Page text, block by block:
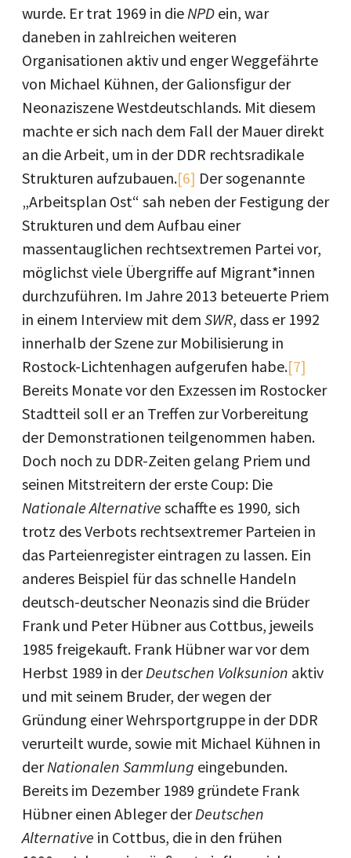
wurde. Er trat 1969 in dieNPD ein, war
daneben in zahlreichen weiteren
Organisationen aktiv und enger Weggefährte
von Michael Kühnen, der Galionsfigur der
Neonaziszene Westdeutschlands. Mit diesem
machte er sich nach dem Fall der Mauer direkt
an die Arbeit, um in der DDR rechtsradikale
Strukturen aufzubauen.[6] Der sogenannte
„Arbeitsplan Ost“ sah neben der Festigung der
Strukturen und dem Aufbau einer
massentauglichen rechtsextremen Partei vor,
möglichst viele Übergriffe auf Migrant*innen
durchzuführen. Im Jahre 2013 beteuerte Priem
in einem Interview mit dem SWR, dass er 1992
innerhalb der Szene zur Mobilisierung in
Rostock-Lichtenhagen aufgerufen habe.[7]
Bereits Monate vor den Exzessen im Rostocker
Stadtteil soll er an Treffen zur Vorbereitung
der Demonstrationen teilgenommen haben.
Doch noch zu DDR-Zeiten gelang Priem und
seinen Mitstreitern der erste Coup: Die
Nationale Alternative schaffte es 1990, sich
trotz des Verbots rechtsextremer Parteien in
das Parteienregister eintragen zu lassen. Ein
anderes Beispiel für das schnelle Handeln
deutsch-deutscher Neonazis sind die Brüder
Frank und Peter Hübner aus Cottbus, jeweils
1985 freigekauft. Frank Hübner war vor dem
Herbst 1989 in derDeutschen Volksunion aktiv
und mit seinem Bruder, der wegen der
Gründung einer Wehrsportgruppe in der DDR
verurteilt wurde, sowie mit Michael Kühnen in
derNationalen Sammlung eingebunden.
Bereits im Dezember 1989 gründete Frank
Hübner einen Ableger derDeutschen
Alternative in Cottbus, die in den frühen